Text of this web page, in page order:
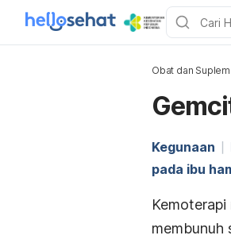
Obat dan
Kegunaan
pada ibu
membunuh